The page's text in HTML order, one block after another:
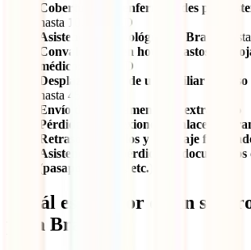
Cobertura por enfermedades
hasta 10,000 USD
Asistencia odontológica en Brasil:
Convalecencia en hotel y gastos de
médico:
450 USD
Desplazamiento de un familiar en caso
hasta 450 USD
Envío de medicamentos al extranjero
Pérdida de conexiones o enlaces de
Retrasos de vuelos y equipaje
Asistencia por pérdida de documentos
(pasaporte, visa, etc.)
¿Cuál es el valor de un
para Brasil?